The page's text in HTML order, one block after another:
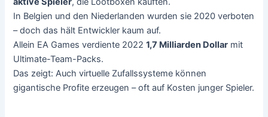
In Belgien und den Niederlanden wurden sie 2020 verboten
– doch das hält Entwickler kaum auf.
Allein EA Games verdiente 20221,7 Milliarden Dollar mit
Ultimate-Team-Packs.
Das zeigt: Auch virtuelle Zufallssysteme können
gigantische Profite erzeugen – oft auf Kosten junger Spieler.